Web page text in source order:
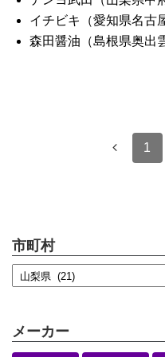
イチビキ（愛知県名古
森田醤油（島根県奥出
1
市町村
メーカー